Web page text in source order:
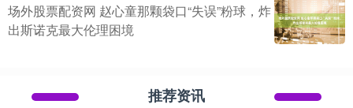
场外股票配资网 赵心童那颗袋口“失误”粉球，炸
出斯诺克最大伦理困境
推荐资讯